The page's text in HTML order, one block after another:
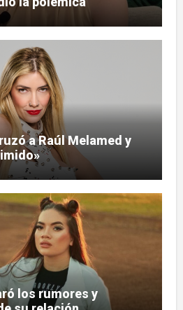
a Raúl Melamed y
los rumores y